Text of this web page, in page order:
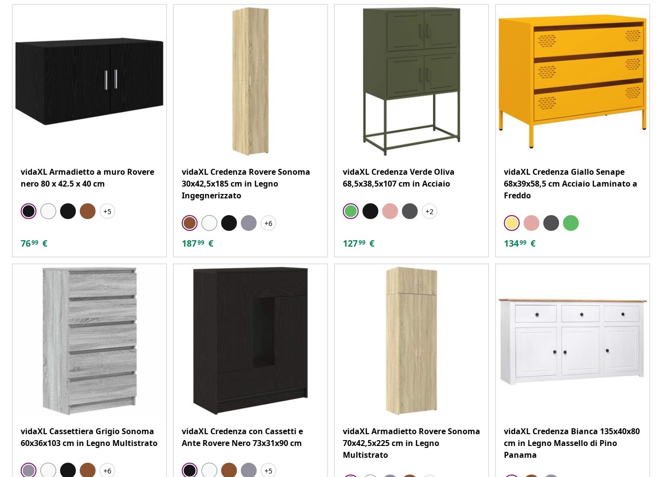
vidaXL Armadietto a muro Rovere
nero 80 x 42.5 x 40 cm
+5
7699 €
vidaXL Credenza Rovere Sonoma
30x42,5x185 cm in Legno
Ingegnerizzato
+6
18799 €
vidaXL Credenza Verde Oliva
68,5x38,5x107 cm in Acciaio
+2
12799 €
vidaXL Credenza Giallo Senape
68x39x58,5 cm Acciaio Laminato a
Freddo
13499 €
vidaXL Cassettiera Grigio Sonoma
60x36x103 cm in Legno Multistrato
+6
vidaXL Credenza con Cassetti e
Ante Rovere Nero 73x31x90 cm
+5
vidaXL Armadietto Rovere Sonoma
70x42,5x225 cm in Legno
Multistrato
vidaXL Credenza Bianca 135x40x80
cm in Legno Massello di Pino
Panama